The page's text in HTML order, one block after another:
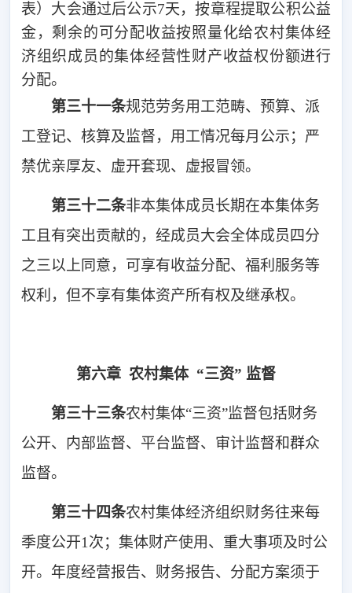
表）大会通过后公示7天，按章程提取公积公益
金，剩余的可分配收益按照量化给农村集体经
济组织成员的集体经营性财产收益权份额进行
分配。
第三十一条规范劳务用工范畴、预算、派
工登记、核算及监督，用工情况每月公示；严
禁优亲厚友、虚开套现、虚报冒领。
第三十二条非本集体成员长期在本集体务
工且 有突出贡献的，经成员大会全体成员四分
之三以上同意，可享有收益分配、福利服务等
权利，但不享有集体资产所有权及继承权。
第六章 农村集体 “三资” 监督
第三十三条农村集体“三资”监督包括财务
公开、内部监督、平台监督、审计监督和群众
监督。
第三十四条农村集体经济组织财务往来每
季度公开1次；集体财产使用、重大事项及时公
开。年度经营报告、财务报告、分配方案须于